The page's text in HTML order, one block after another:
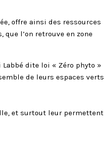
offre ainsi des ressources
l’on retrouve en zone
dite loi « Zéro phyto »
de leurs espaces verts,
et surtout leur permettent